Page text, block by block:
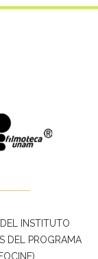
INSTITUTO
DEL PROGRAMA